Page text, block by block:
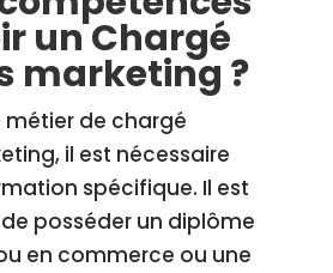
un Chargé
marketing ?
métier de chargé
il est nécessaire
spécifique. Il est
posséder un diplôme
en commerce ou une